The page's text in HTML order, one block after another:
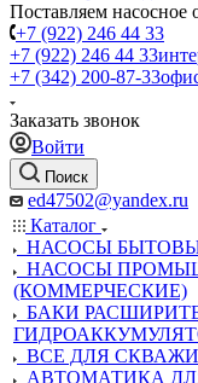
Поставляем насосное
+7 (922) 246 44 33
+7 (922) 246 44 33
+7 (342) 200-87-33
Заказать звонок
Войти
Поиск
ed47502@yandex.ru
Каталог
НАСОСЫ
НАСОСЫ
(КОММЕРЧЕСКИЕ)
БАКИ
ВСЕ ДЛЯ
АВТОМАТИКА